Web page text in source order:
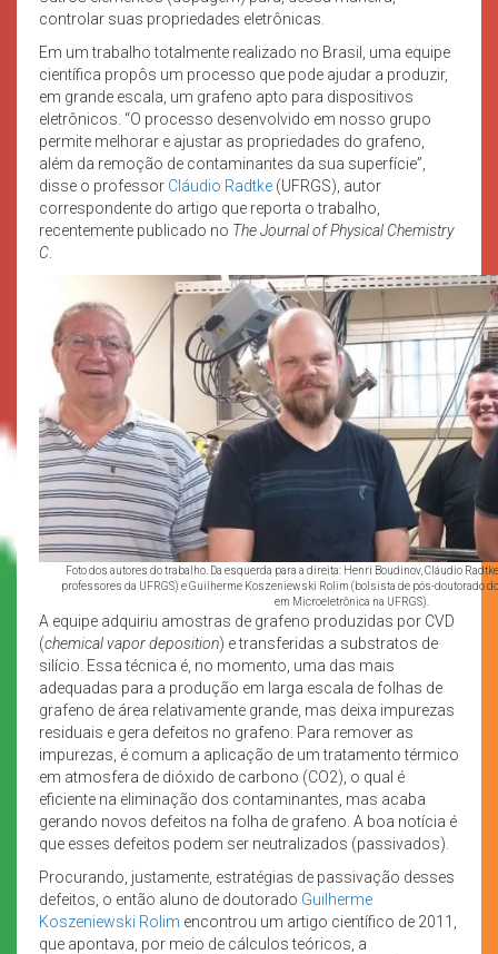
controlar suas propriedades eletrônicas.
Em um trabalho totalmente realizado no Brasil, uma equipe
científica propôs um processo que pode ajudar a produzir,
em grande escala, um grafeno apto para dispositivos
eletrônicos. “O processo desenvolvido em nosso grupo
permite melhorar e ajustar as propriedades do grafeno,
além da remoção de contaminantes da sua superfície”,
disse o professor Cláudio Radtke (UFRGS), autor
correspondente do artigo que reporta o trabalho,
recentemente publicado no The Journal of Physical Chemistry
C
Foto dos autores do trabalho. Da esquerda para a direita: Henri Boudinov, Cláudio
professores da UFRGS) e Guilherme Koszeniewski Rolim (bolsista de pós-doutorado
em Microeletrônica na UFRGS).
A equipe adquiriu amostras de grafeno produzidas por CVD
(chemical vapor deposition) e transferidas a substratos de
silício. Essa técnica é, no momento, uma das mais
adequadas para a produção em larga escala de folhas de
grafeno de área relativamente grande, mas deixa impurezas
residuais e gera defeitos no grafeno. Para remover as
impurezas, é comum a aplicação de um tratamento térmico
em atmosfera de dióxido de carbono (CO2), o qual é
eficiente na eliminação dos contaminantes, mas acaba
gerando novos defeitos na folha de grafeno. A boa notícia é
que esses defeitos podem ser neutralizados (passivados).
Procurando, justamente, estratégias de passivação desses
defeitos, o então aluno de doutorado Guilherme
Koszeniewski Rolim encontrou um artigo científico de 2011,
que apontava, por meio de cálculos teóricos, a